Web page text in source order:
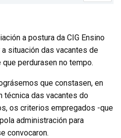
a postura da CIG Ensino
situación das vacantes de
perdurasen no tempo.
que constasen, en
técnica das vacantes do
os criterios empregados -que
administración para
convocaron.